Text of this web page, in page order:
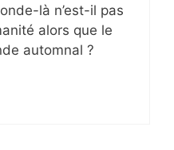
là n’est-il pas
alors que le
automnal ?